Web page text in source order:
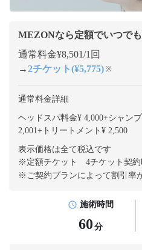
MEZONなら定額でいつでも
通常料金¥8,501/1回
→2チケット(¥5,775) ※
通常料金詳細
ヘッドスパ料金¥ 4,000+シャン
2,001+ トリートメント¥ 2,500
表示価格は全て税込です
※定額チケット 4チケット契約
※ご契約プランによって割引率
施術時間
60 分